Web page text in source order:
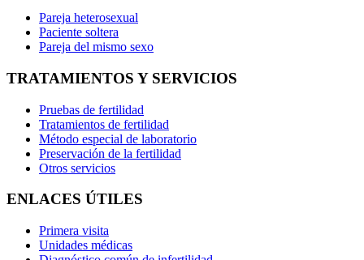
Pareja heterosexual
Paciente soltera
Pareja del mismo sexo
TRATAMIENTOS Y SERVICIOS
Pruebas de fertilidad
Tratamientos de fertilidad
Método especial de laboratorio
Preservación de la fertilidad
Otros servicios
ENLACES ÚTILES
Primera visita
Unidades médicas